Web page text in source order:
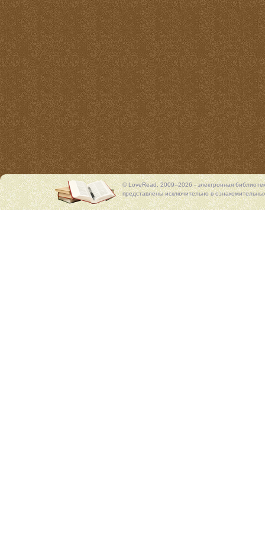
© LoveRead, 2009–2026 - электронная
представлены исключительно в